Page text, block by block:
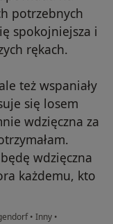
potrzebnych
spokojniejsza i
rękach.
też wspaniały
się losem
wdzięczna za
wdzięczna
każdemu, kto
• Inny •